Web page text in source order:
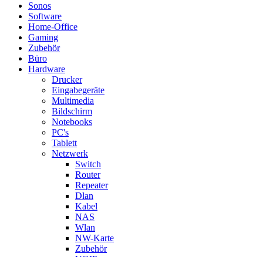
Sonos
Software
Home-Office
Gaming
Zubehör
Büro
Hardware
Drucker
Eingabegeräte
Multimedia
Bildschirm
Notebooks
PC's
Tablett
Netzwerk
Switch
Router
Repeater
Dlan
Kabel
NAS
Wlan
NW-Karte
Zubehör